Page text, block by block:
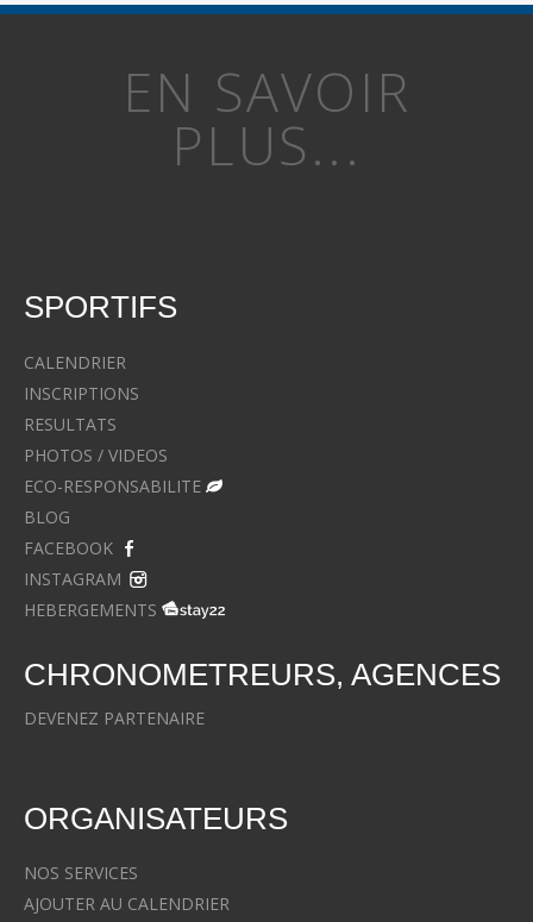
EN SAVOIR
PLUS...
SPORTIFS
CALENDRIER
INSCRIPTIONS
RESULTATS
PHOTOS / VIDEOS
ECO-RESPONSABILITE
BLOG
FACEBOOK
INSTAGRAM
HEBERGEMENTS
CHRONOMETREURS, AGENCES
DEVENEZ PARTENAIRE
ORGANISATEURS
NOS SERVICES
AJOUTER AU CALENDRIER